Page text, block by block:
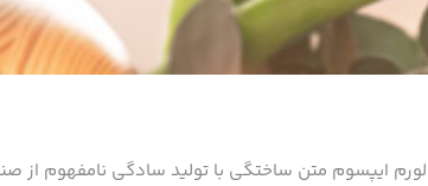
لورم ایپسوم متن ساختگی با تولید سادگی نامفهوم از